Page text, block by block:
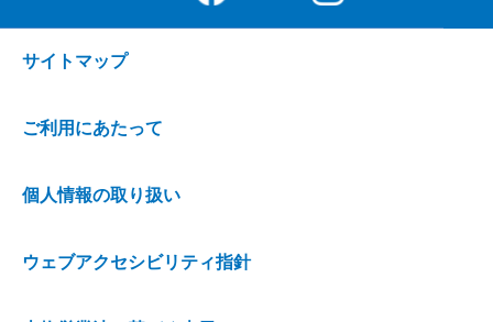
サイトマップ
ご利用にあたって
個人情報の取り扱い
ウェブアクセシビリティ指針